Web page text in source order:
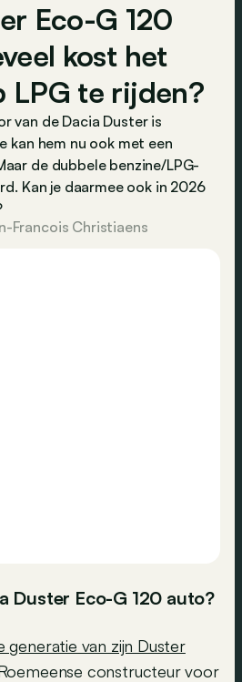
Eco-G 120
kost het
LPG te rijden?
van de Dacia Duster is
kan hem nu ook met een
de dubbele benzine/LPG-
Kan je daarmee ook in 2026
Francois Christiaens
Duster Eco-G 120 auto?
generatie van zijn Duster
constructeur voor